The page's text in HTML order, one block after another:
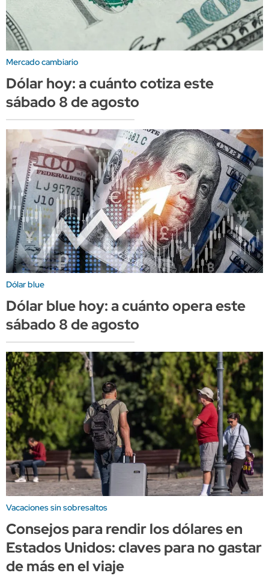
Mercado cambiario
Dólar hoy: a cuánto cotiza este
sábado 8 de agosto
Dólar blue
Dólar blue hoy: a cuánto opera este
sábado 8 de agosto
Vacaciones sin sobresaltos
Consejos para rendir los dólares en
Estados Unidos: claves para no gastar
de más en el viaje